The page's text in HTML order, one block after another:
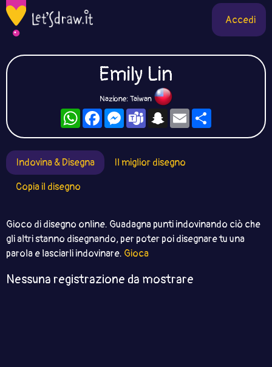
Accedi
Emily Lin
Nazione: Taiwan
WhatsAppFacebookMessengerTeamsSnapchat
Email
Indovina & Disegna
Il miglior disegno
Copia il disegno
Gioco di disegno online. Guadagna punti indovinando ciò che
gli altri stanno disegnando, per poter poi disegnare tu una
parola e lasciarli indovinare. Gioca
Nessuna registrazione da mostrare